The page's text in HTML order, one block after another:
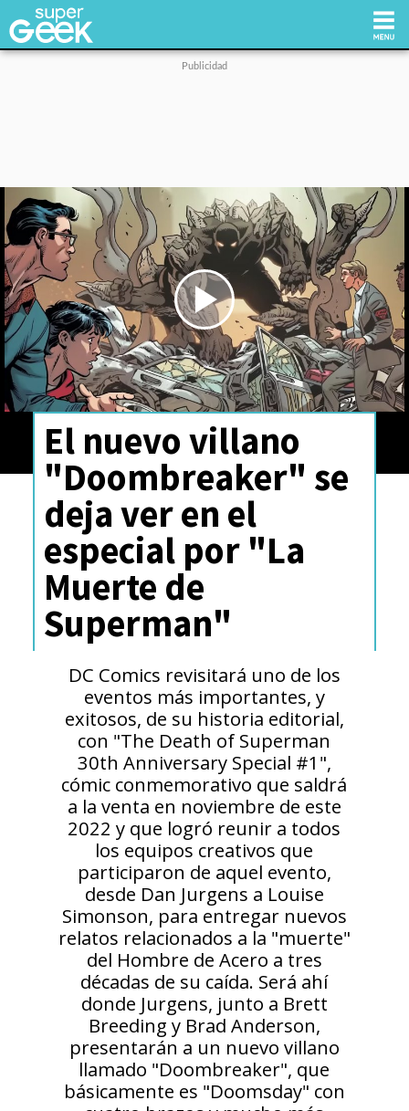
Tecnología
Videojuegos
Reviews
Cultura Pop
Streaming
Síguenos:
Play
Video
El nuevo villano
"Doombreaker" se
deja ver en el
especial por "La
Muerte de
Superman"
DC Comics revisitará uno de los
eventos más importantes, y
exitosos, de su historia editorial,
con "The Death of Superman
30th Anniversary Special #1",
cómic conmemorativo que saldrá
a la venta en noviembre de este
2022 y que logró reunir a todos
los equipos creativos que
participaron de aquel evento,
desde Dan Jurgens a Louise
Simonson, para entregar nuevos
relatos relacionados a la "muerte"
del Hombre de Acero a tres
décadas de su caída. Será ahí
donde Jurgens, junto a Brett
Breeding y Brad Anderson,
presentarán a un nuevo villano
llamado "Doombreaker", que
básicamente es "Doomsday" con